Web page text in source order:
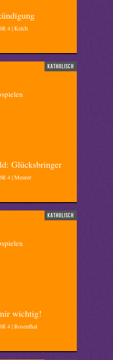
4 | Kelch
katholisch
Glücksbringer
4 | Meurer
katholisch
wichtig!
4 | Rosenthal